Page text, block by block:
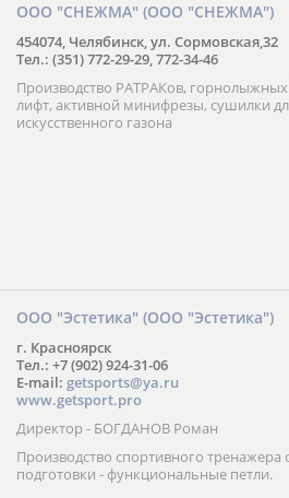
ООО "СНЕЖМА" (ООО "СНЕЖМА")
454074, Челябинск, ул. Сормовская,32
Тел.: (351) 772-29-29, 772-34-46
Производство РАТРАКов,
лифт, активной минифрезы, сушилки
искусственного газона
ООО "Эстетика" (ООО "Эстетика")
г. Красноярск
Тел.: +7 (902) 924-31-06
E-mail: getsports@ya.ru
www.getsport.pro
Директор - БОГДАНОВ Роман
Производство спортивного
подготовки - функциональные петли.